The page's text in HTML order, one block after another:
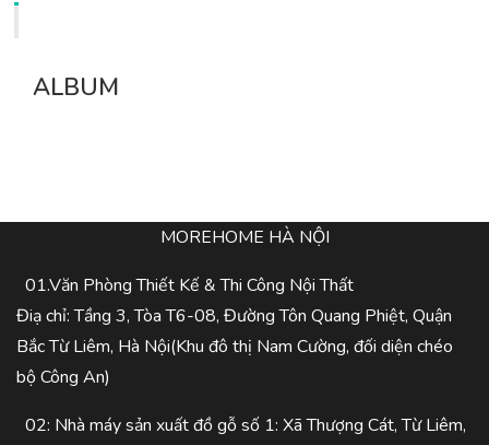
ALBUM
MOREHOME HÀ NỘI
01.Văn Phòng Thiết Kế & Thi Công Nội Thất
Điạ chỉ: Tầng 3, Tòa T6-08, Đường Tôn Quang Phiệt, Quận
Bắc Từ Liêm, Hà Nội(Khu đô thị Nam Cường, đối diện chéo
bộ Công An)
02: Nhà máy sản xuất đồ gỗ số 1: Xã Thượng Cát, Từ Liêm,